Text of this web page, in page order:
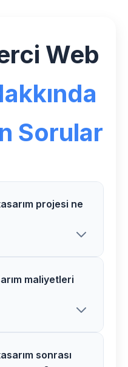
Web
Sorular
projesi ne
web
kapsamına
maliyetleri
web tasarım
sonrası